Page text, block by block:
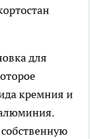
для
кремния и